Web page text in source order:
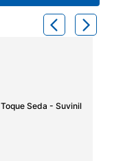
Toque Seda - Suvinil